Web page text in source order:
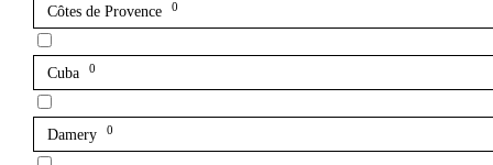
Côtes de Provence 0
Cuba 0
Damery 0